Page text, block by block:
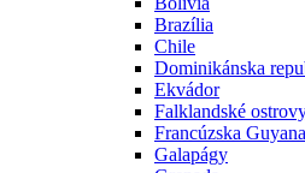
Brazília
Chile
Dominikánska
Ekvádor
Falklandské
Francúzska Guyana
Galapágy